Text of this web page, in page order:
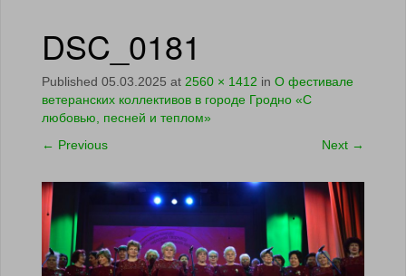
DSC_0181
Published 05.03.2025 at 2560 × 1412 in О фестивале
ветеранских коллективов в городе Гродно «С
любовью, песней и теплом»
← Previous Next →